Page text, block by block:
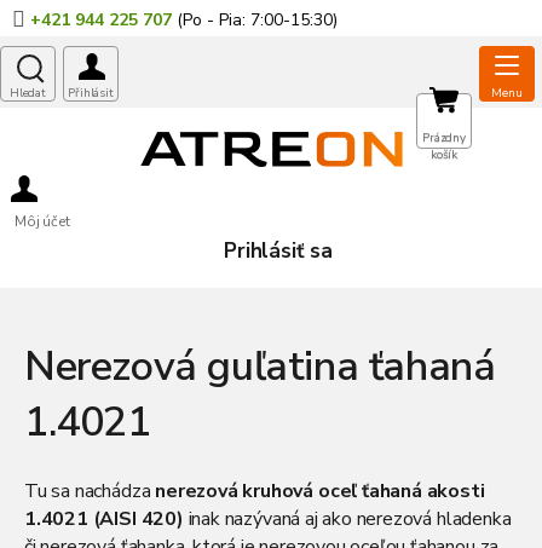
Prejsť
na
obsah
+421 944 225 707
Môj účet
Prihlásiť sa
NÁKUPNÝ
KOŠÍK
Prázdny
košík
Nerezová guľatina ťahaná
1.4021
Tu sa nachádza nerezová kruhová oceľ ťahaná akosti
1.4021 (AISI 420) inak nazývaná aj ako nerezová hladenka